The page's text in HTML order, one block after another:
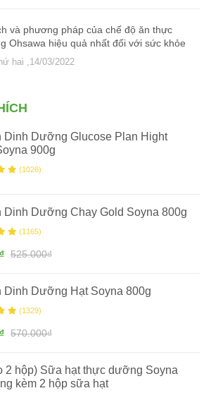
và phương pháp của chế độ ăn thực
Ohsawa hiệu quả nhất đối với sức khỏe
hai ,14/03/2022
Dinh Dưỡng Glucose Plan Hight
900g
(1026)
Dinh Dưỡng Chay Gold Soyna 800g
(1165)
525.000₫
Dinh Dưỡng Hạt Soyna 800g
(1329)
570.000₫
2 hộp) Sữa hạt thực dưỡng Soyna
kèm 2 hộp sữa hạt